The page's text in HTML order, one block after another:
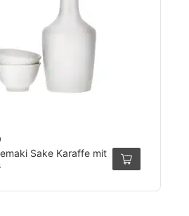
Sake Karaffe mit